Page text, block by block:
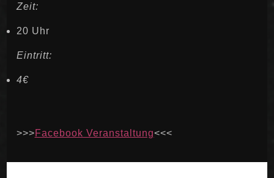
Zeit:
20 Uhr
Eintritt:
4€
>>>Facebook Veranstaltung<<<